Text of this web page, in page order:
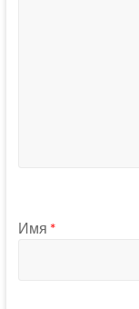
Имя *